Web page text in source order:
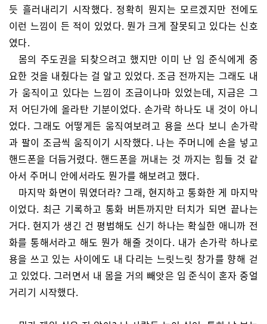
듯 흘러내리기 시작했다. 정확히 뭔지는 모르겠지만 전에도
이런 느낌이 든 적이 있었다. 뭔가 크게 잘못되고 있다는 신호
였다.
몸의 주도권을 되찾으려고 했지만 이미 난 임 준식에게 중
요한 것을 내줬다는 걸 알고 있었다. 조금 전까지는 그래도 내
가 움직이고 있다는 느낌이 조금이나마 있었는데, 지금은 그
저 어딘가에 올라탄 기분이었다. 손가락 하나도 내 것이 아니
었다. 그래도 어떻게든 움직여보려고 용을 쓰다 보니 손가락
과 팔이 조금씩 움직이기 시작했다. 나는 주머니에 손을 넣고
핸드폰을 더듬거렸다. 핸드폰을 꺼내는 것 까지는 힘들 것 같
아서 주머니 안에서라도 뭔가를 해보려고 했다.
마지막 화면이 뭐였더라? 그래, 현지하고 통화한 게 마지막
이었다. 최근 기록하고 통화 버튼까지만 터치가 되면 끝나는
거다. 현지가 생긴 건 평범해도 신기 하나는 확실한 애니까 전
화를 통해서라고 해도 뭔가 해줄 것이다. 내가 손가락 하나로
용을 쓰고 있는 사이에도 내 다리는 느릿느릿 창가를 향해 걷
고 있었다. 그러면서 내 몸을 거의 빼앗은 임 준식이 혼자 중얼
거리기 시작했다.